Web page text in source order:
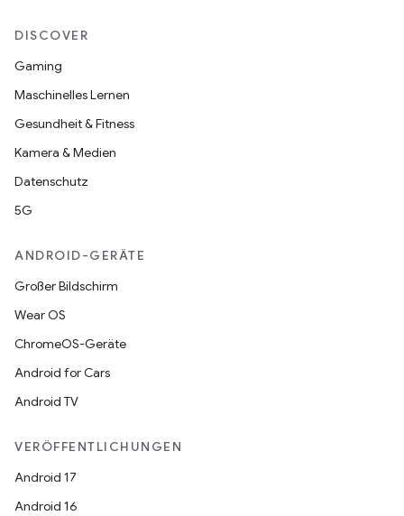
DISCOVER
Gaming
Maschinelles Lernen
Gesundheit & Fitness
Kamera & Medien
Datenschutz
5G
ANDROID-GERÄTE
Großer Bildschirm
Wear OS
ChromeOS-Geräte
Android for Cars
Android TV
VERÖFFENTLICHUNGEN
Android 17
Android 16